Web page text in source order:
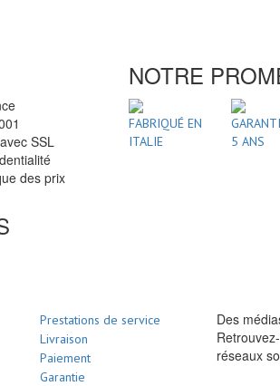
SSL
des prix
NOTRE
FABRIQUÉ EN
ITALIE
5 ANS
Prestations de service
Livraison
Paiement
Garantie
Des
réseaux